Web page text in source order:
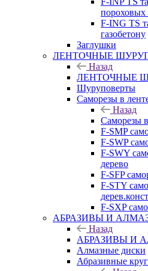
пороховых
F-ING TS
газобетону
Заглушки
ЛЕНТОЧНЫЕ
Назад
ЛЕНТОЧНЫЕ
Шуруповерты
Саморезы в
Назад
Саморезы
F-SMP
F-SWP
F-SWY
дерево
F-SFP
F-STY
F-SXP
АБРАЗИВЫ И
Назад
АБРАЗИВЫ И
Алмазные диски
Абразивные